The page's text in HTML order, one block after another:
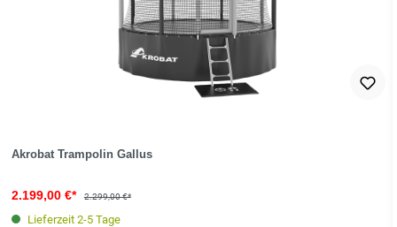
Akrobat Trampolin Gallus
2.199,00 €* 2.299,00 €*
Lieferzeit 2-5 Tage